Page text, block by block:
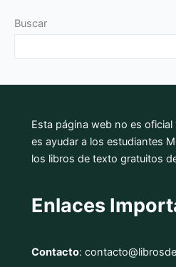
Buscar
Esta página web no es
es ayudar a los estudiantes
los libros de texto gratuitos
Enlaces
Contacto: